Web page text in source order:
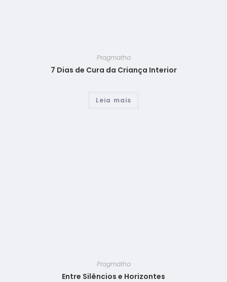
Pragmatha
7 Dias de Cura da Criança Interior
Leia mais
Pragmatha
Entre Silêncios e Horizontes